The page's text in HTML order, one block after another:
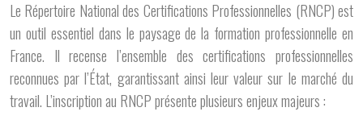
Le Répertoire National des Certifications Professionnelles (RNCP) est
un outil essentiel dans le paysage de la formation professionnelle en
France. Il recense l’ensemble des certifications professionnelles
reconnues par l’État, garantissant ainsi leur valeur sur le marché du
travail. L’inscription au RNCP présente plusieurs enjeux majeurs :